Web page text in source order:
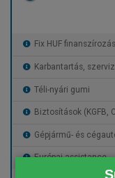
Fix HUF finanszírozás
Karbantartás, szerviz
Téli-nyári gumi
Biztosítások (KGFB,
Gépjármű- és
Európai assistance